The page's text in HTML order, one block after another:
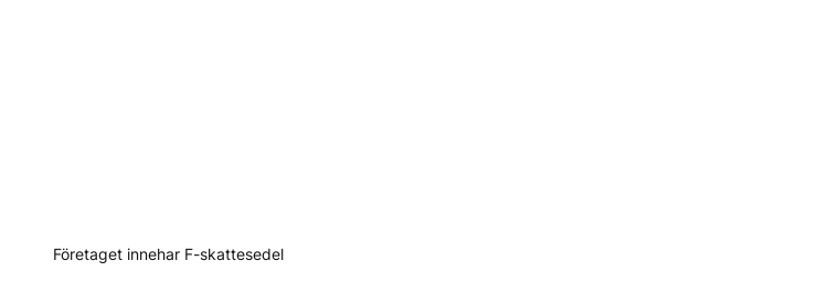
Företaget innehar F-skattesedel